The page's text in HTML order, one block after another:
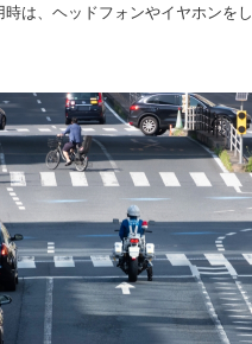
時は、ヘッドフォンやイヤホンを